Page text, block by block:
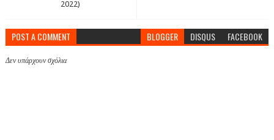
2022)
POST A COMMENT BLOGGER DISQUS FACEBOOK
Δεν υπάρχουν σχόλια